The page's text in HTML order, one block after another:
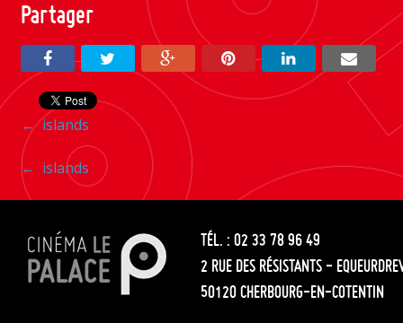
Partager
Navigation
entre
les
articles
←islands
Navigation
entre
les
articles
← islands
TÉL. : 02 33 78 96 49
2 RUE DES RÉSISTANTS -
50120 CHERBOURG-EN-COTENTIN